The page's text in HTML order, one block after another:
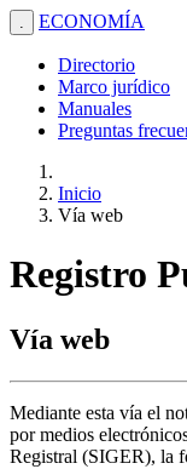
. ECONOMÍA
Directorio
Marco jurídico
Manuales
Preguntas
Inicio
Vía web
Registro
Vía web
Mediante esta vía el
por medios
Registral (SIGER), la